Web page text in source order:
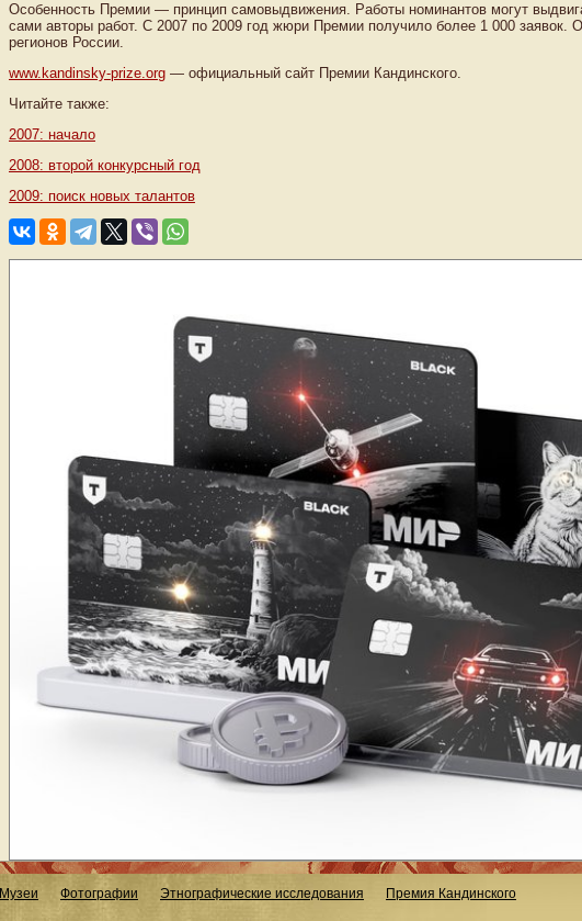
Особенность Премии — принцип самовыдвижения. Работы номинантов могут
сами авторы работ. С 2007 по 2009 год жюри Премии получило более 1 000 заявок.
регионов России.
www.kandinsky-prize.org — официальный сайт Премии Кандинского.
Читайте также:
2007: начало
2008: второй конкурсный год
2009: поиск новых талантов
Музеи Фотографии Этнографические исследования
Премия Кандинского